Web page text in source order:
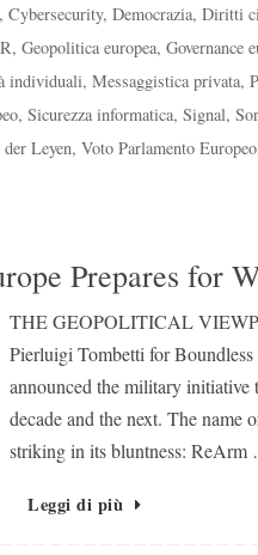
, Cybersecurity, Democrazia, Diritti
, Geopolitica europea, Governance
individuali, Messaggistica privata,
, Sicurezza informatica, Signal,
Leyen, Voto Parlamento Europeo
Prepares for
THE GEOPOLITICAL
Pierluigi Tombetti for
announced the military initiative
decade and the next. The name
striking in its bluntness:
Leggi di più